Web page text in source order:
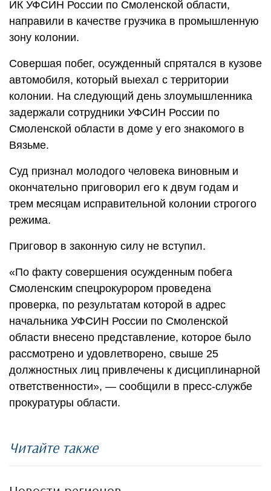
ИК УФСИН России по Смоленской области,
направили в качестве грузчика в промышленную
зону колонии.
Совершая побег, осужденный спрятался в кузове
автомобиля, который выехал с территории
колонии. На следующий день злоумышленника
задержали сотрудники УФСИН России по
Смоленской области в доме у его знакомого в
Вязьме.
Суд признал молодого человека виновным и
окончательно приговорил его к двум годам и
трем месяцам исправительной колонии строгого
режима.
Приговор в законную силу не вступил.
«По факту совершения осужденным побега
Смоленским спецрокурором проведена
проверка, по результатам которой в адрес
начальника УФСИН России по Смоленской
области внесено представление, которое было
рассмотрено и удовлетворено, свыше 25
должностных лиц привлечены к дисциплинарной
ответственности», — сообщили в пресс-службе
прокуратуры области.
Читайте также